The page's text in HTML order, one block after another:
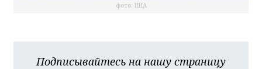
фото: НИА
Подписывайтесь на нашу страницу